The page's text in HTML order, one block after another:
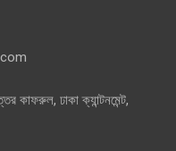
কাফরুল, ঢাকা ক্যান্টনমেন্ট,